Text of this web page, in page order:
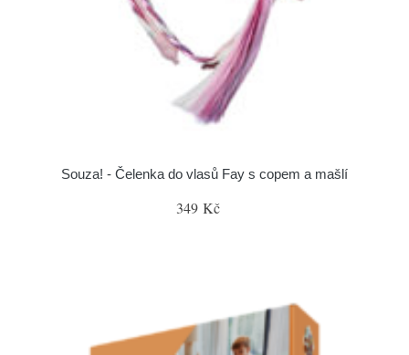
Souza! - Čelenka do vlasů Fay s copem a mašlí
349 Kč